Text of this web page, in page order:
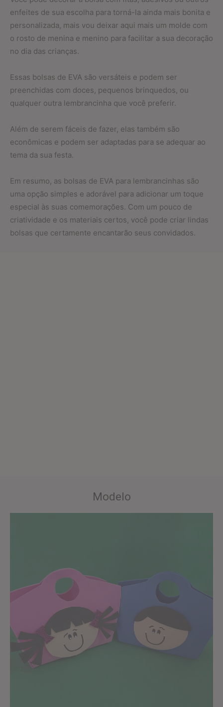
enfeites de sua escolha para torná-la ainda mais bonita e
personalizada, mais vou deixar aqui mais um molde com
o rosto de menina e menino para facilitar a sua decoração
no dia das crianças.
Essas bolsas de EVA são versáteis e podem ser
preenchidas com doces, pequenos brinquedos, ou
qualquer outra lembrancinha que você preferir.
Além de serem fáceis de fazer, elas também são
econômicas e podem ser adaptadas para se adequar ao
tema da sua festa.
Em resumo, as bolsas de EVA para lembrancinhas são
uma opção simples e adorável para adicionar um toque
especial às suas comemorações. Com um pouco de
criatividade e os materiais certos, você pode criar lindas
bolsas que certamente encantarão seus convidados.
Modelo